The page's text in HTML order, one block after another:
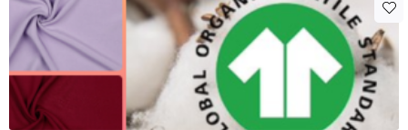
Dit
product
heeft
meerdere
variaties.
Deze